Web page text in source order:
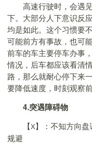
高速行驶时，会遇见
下。大部分人下意识反
均是如此。这个习惯要
可能前方有事故，也可
前车的车主要停车办事
情况，后车都应该看清
路，那么就耐心停下来
要降低速度，时刻观察
4.突遇障碍物
【Χ】：不知方向
规避